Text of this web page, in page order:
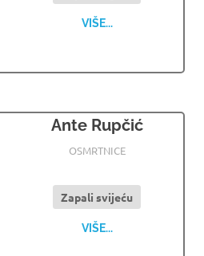
VIŠE...
Ante Rupčić
27.05.2024
OSMRTNICE LJUBUSKI
OSMRTNICE
Zapali svijeću
VIŠE...